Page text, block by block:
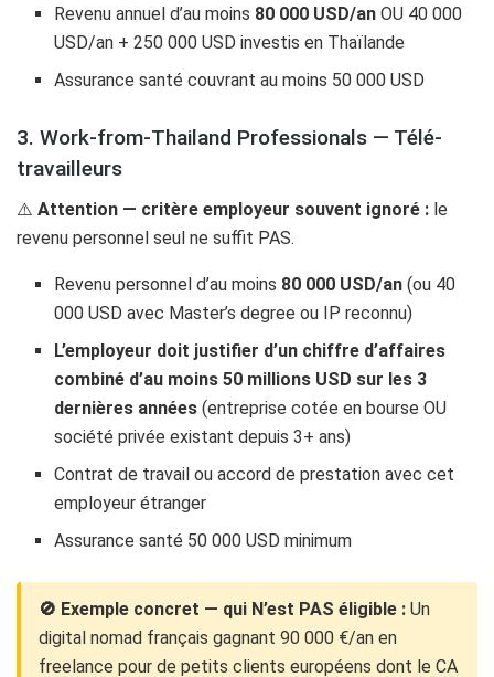
Revenu annuel d’au moins 80 000 USD/an OU 40 000
USD/an + 250 000 USD investis en Thaïlande
Assurance santé couvrant au moins 50 000 USD
3. Work-from-Thailand Professionals — Télé-
travailleurs
⚠️ Attention — critère employeur souvent ignoré : le
revenu personnel seul ne suffit PAS.
Revenu personnel d’au moins 80 000 USD/an (ou 40
000 USD avec Master’s degree ou IP reconnu)
L’employeur doit justifier d’un chiffre d’affaires
combiné d’au moins 50 millions USD sur les 3
dernières années (entreprise cotée en bourse OU
société privée existant depuis 3+ ans)
Contrat de travail ou accord de prestation avec cet
employeur étranger
Assurance santé 50 000 USD minimum
🚫 Exemple concret — qui N’est PAS éligible : Un
digital nomad français gagnant 90 000 €/an en
freelance pour de petits clients européens dont le CA